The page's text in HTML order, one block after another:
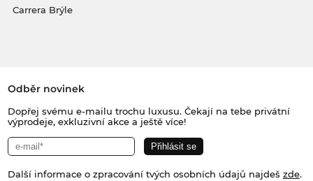
Carrera Brýle
Odběr novinek
Dopřej svému e-mailu trochu luxusu. Čekají na tebe privátní
výprodeje, exkluzivní akce a ještě více!
Další informace o zpracování tvých osobních údajů najdeš zde.